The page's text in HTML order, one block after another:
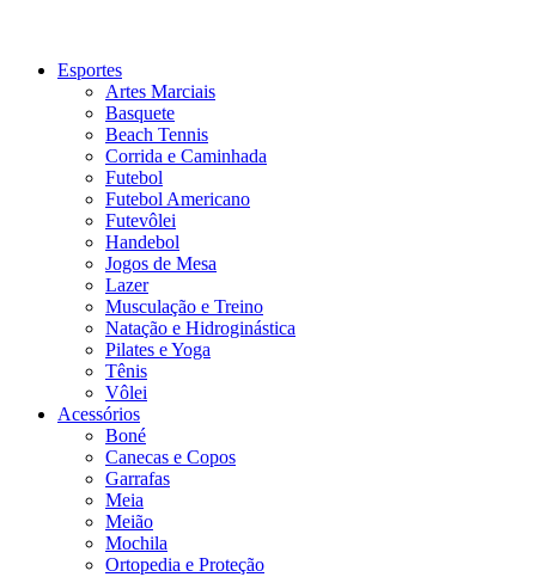
Esportes
Artes Marciais
Basquete
Beach Tennis
Corrida e Caminhada
Futebol
Futebol Americano
Futevôlei
Handebol
Jogos de Mesa
Lazer
Musculação e Treino
Natação e Hidroginástica
Pilates e Yoga
Tênis
Vôlei
Acessórios
Boné
Canecas e Copos
Garrafas
Meia
Meião
Mochila
Ortopedia e Proteção